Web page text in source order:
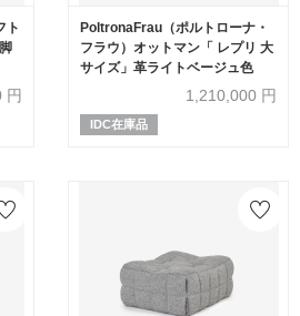
ト
円
PoltronaFrau（ポルトローナ・
フラウ）オットマン「 レプリ 大
サイズ」革ライトベージュ色
1,210,000 円
IDC在庫品